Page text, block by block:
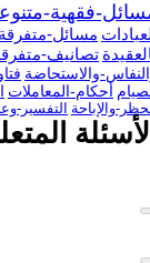
فقهية-
مسائل-
تصانيف-
والاستحاضة
أحكام-المعاملات
والإباحة التفسير-